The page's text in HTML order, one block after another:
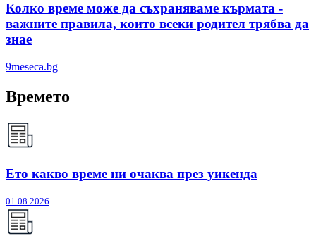
Колко време може да съхраняваме кърмата -
важните правила, които всеки родител трябва да
знае
9meseca.bg
Времето
Ето какво време ни очаква през уикенда
01.08.2026